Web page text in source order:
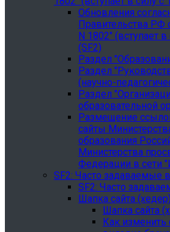
Обновления
Правительства РФ
N 1802" (вступает
(SF2)
Раздел
Раздел
(научно-
Раздел
образовательной
Размещение
сайты
образования
Министерства
Федерации в сети
SF2: Часто задаваемые
SF2: Часто
Шапка сайта
Шапка сайта
Как изменить